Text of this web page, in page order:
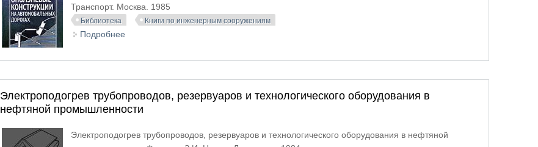
Транспорт. Москва. 1985
Библиотека Книги по инженерным сооружениям
Подробнее
Электроподогрев трубопроводов, резервуаров и технологического оборудования в
нефтяной промышленности
Электроподогрев трубопроводов, резервуаров и технологического оборудования в нефтяной